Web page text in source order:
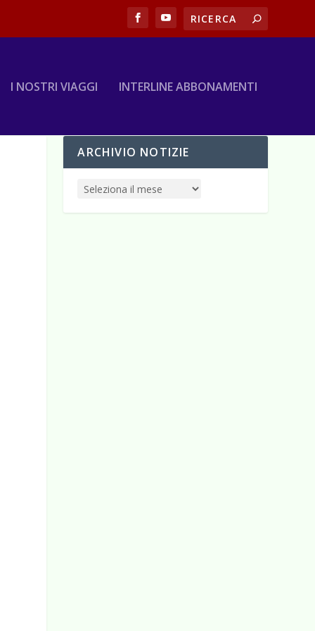
I NOSTRI VIAGGI INTERLINE ABBONAMENTI
ARCHIVIO NOTIZIE